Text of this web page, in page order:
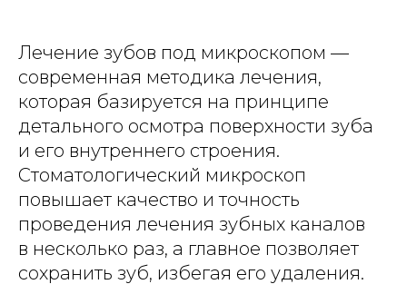
Лечение зубов под микроскопом —
современная методика лечения,
которая базируется на принципе
детального осмотра поверхности зуба
и его внутреннего строения.
Стоматологический микроскоп
повышает качество и точность
проведения лечения зубных каналов
в несколько раз, а главное позволяет
сохранить зуб, избегая его удаления.